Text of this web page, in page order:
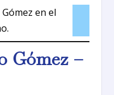
en el
Gómez –